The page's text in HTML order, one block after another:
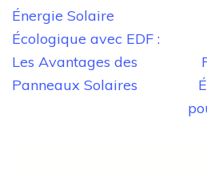
Navigation
de
l’article
Énergie Solaire
Écologique avec EDF :
Les Avantages des
Panneaux Solaires